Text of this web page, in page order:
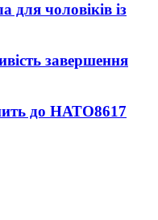
для чоловіків із
завершення
до НАТО8617